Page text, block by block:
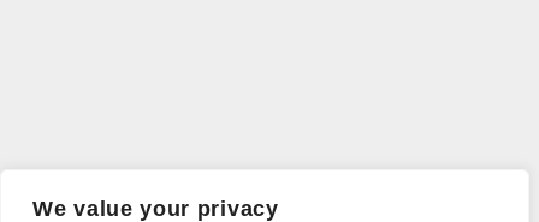
We value your privacy